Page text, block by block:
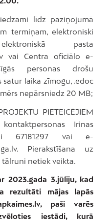
līdz paziņojumā
termiņam, elektroniski
pasta
vai Centra oficiālo e-
personas drošu
satur laika zīmogu, .edoc
nepārsniedz 20 MB;
PIETEICĒJIEM
Irinas
67181297 vai e-
Pierakstīšana uz
netiek veikta.
2023.gada 3.jūliju, kad
rezultāti mājas lapās
paši varēs
iestādi, kurā